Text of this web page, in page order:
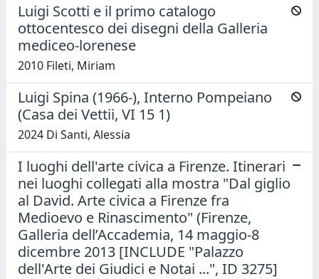
Luigi Scotti e il primo catalogo
ottocentesco dei disegni della Galleria
mediceo-lorenese
2010 Fileti, Miriam
Luigi Spina (1966-), Interno Pompeiano
(Casa dei Vettii, VI 15 1)
2024 Di Santi, Alessia
I luoghi dell'arte civica a Firenze. Itinerari
nei luoghi collegati alla mostra "Dal giglio
al David. Arte civica a Firenze fra
Medioevo e Rinascimento" (Firenze,
Galleria dell’Accademia, 14 maggio-8
dicembre 2013 [INCLUDE "Palazzo
dell'Arte dei Giudici e Notai ...", ID 3275]